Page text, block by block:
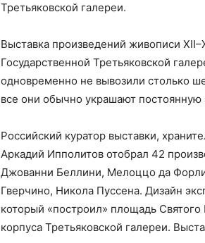
Третьяковской галереи.
Выставка произведений живописи
Государственной Третьяковской
одновременно не вывозили столько
все они обычно украшают постоянную
Российский куратор выставки,
Аркадий Ипполитов отобрал 42
Джованни Беллини, Мелоццо да
Гверчино, Никола Пуссена. Дизайн
который «построил» площадь
корпуса Третьяковской галереи.